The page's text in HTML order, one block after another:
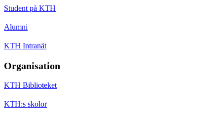
Student på KTH
Alumni
KTH Intranät
Organisation
KTH Biblioteket
KTH:s skolor